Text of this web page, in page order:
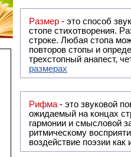
Размер - это способ
стопе стихотворения.
строке. Любая стопа
повторов стопы и
трехстопный анапест,
размерах
Рифма - это звуковой повтор, традиционно используемый в поэзии и, как
ожидаемый на концах
гармонии и смысловой
ритмическому
воздействие поэзии